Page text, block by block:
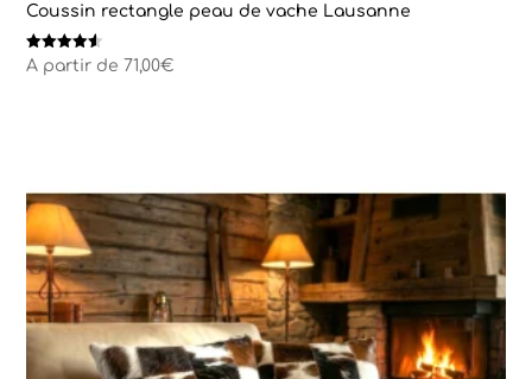
Coussin rectangle peau de vache Lausanne
Note
4.50
A partir de71,00€